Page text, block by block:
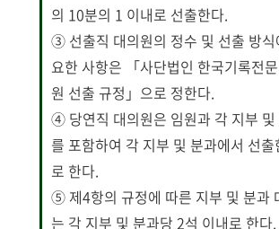
의 10분의 1 이내로 선출한다.
③ 선출직 대의원의 정수 및 선출 방식
요한 사항은 「사단법인 한국기록전
원 선출 규정」으로 정한다.
④ 당연직 대의원은 임원과 각 지부 및
를 포함하여 각 지부 및 분과에서 선
로 한다.
⑤ 제4항의 규정에 따른 지부 및 분과
는 각 지부 및 분과당 2석 이내로 한다.